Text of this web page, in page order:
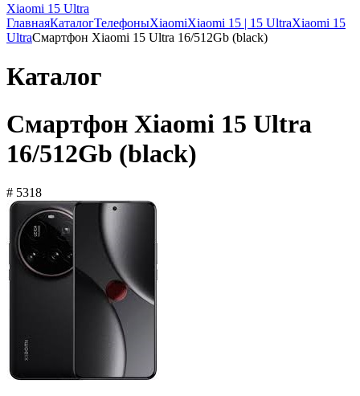
Xiaomi 15 Ultra
ГлавнаяКаталогТелефоныXiaomiXiaomi 15 | 15 UltraXiaomi 15
UltraСмартфон Xiaomi 15 Ultra 16/512Gb (black)
Каталог
Смартфон Xiaomi 15 Ultra
16/512Gb (black)
# 5318